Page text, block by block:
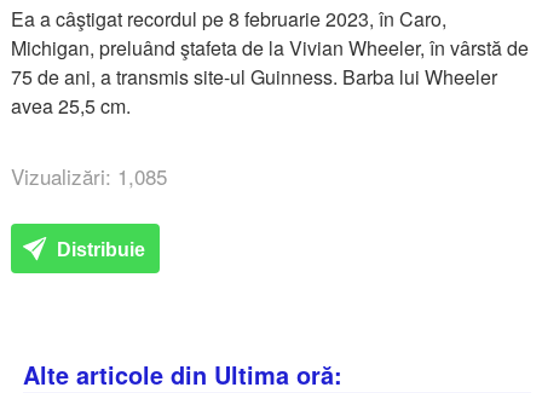
Ea a câştigat recordul pe 8 februarie 2023, în Caro,
Michigan, preluând ştafeta de la Vivian Wheeler, în vârstă de
75 de ani, a transmis site-ul Guinness. Barba lui Wheeler
avea 25,5 cm.
Vizualizări: 1,085
Distribuie
Alte articole din Ultima oră: